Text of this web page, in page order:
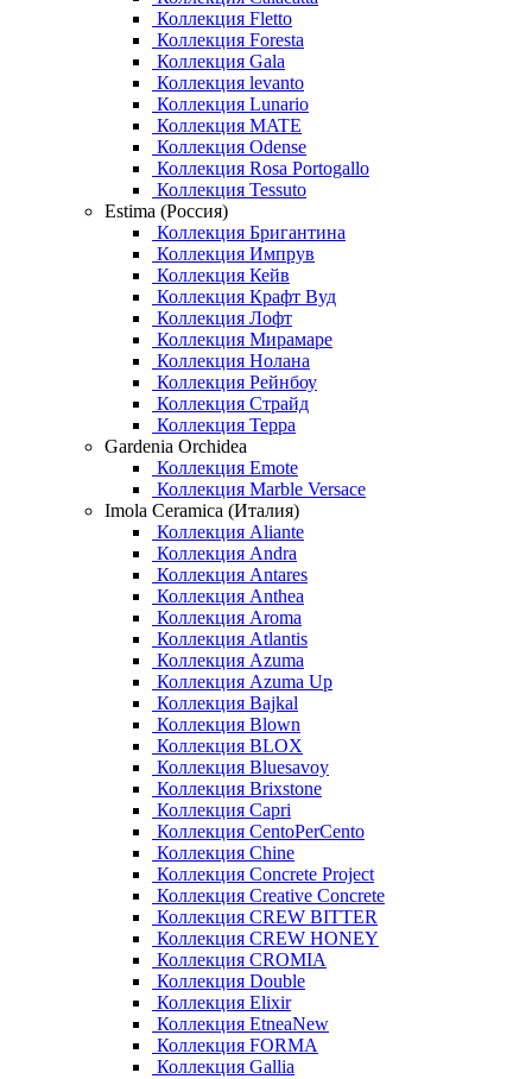
Коллекция Fletto
Коллекция Foresta
Коллекция Gala
Коллекция levanto
Коллекция Lunario
Коллекция MATE
Коллекция Odense
Коллекция Rosa Portogallo
Коллекция Tessuto
Estima (Россия)
Коллекция Бригантина
Коллекция Импрув
Коллекция Кейв
Коллекция Крафт Вуд
Коллекция Лофт
Коллекция Мирамаре
Коллекция Нолана
Коллекция Рейнбоу
Коллекция Страйд
Коллекция Терра
Gardenia Orchidea
Коллекция Emote
Коллекция Marble Versace
Imola Ceramica (Италия)
Коллекция Aliante
Коллекция Andra
Коллекция Antares
Коллекция Anthea
Коллекция Aroma
Коллекция Atlantis
Коллекция Azuma
Коллекция Azuma Up
Коллекция Bajkal
Коллекция Blown
Коллекция BLOX
Коллекция Bluesavoy
Коллекция Brixstone
Коллекция Capri
Коллекция CentoPerCento
Коллекция Chine
Коллекция Concrete Project
Коллекция Creative Concrete
Коллекция CREW BITTER
Коллекция CREW HONEY
Коллекция CROMIA
Коллекция Double
Коллекция Elixir
Коллекция EtneaNew
Коллекция FORMA
Коллекция Gallia